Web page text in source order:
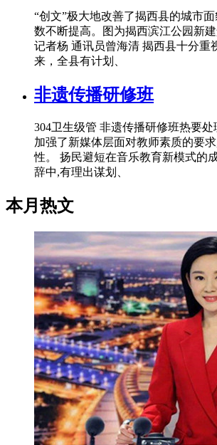
“创文”极大地改善了揭西县的城市
数不断提高。图为揭西滨江公园新
记者杨 通讯员曾海清 揭西县十分重
来，全县有计划、
非遗传播研修班
304卫生级管 非遗传播研修班热要
加强了新媒体层面对教师素质的要
性。 扬民避短在音乐教育新模式的
辞中,有理出谋划、
本月热文